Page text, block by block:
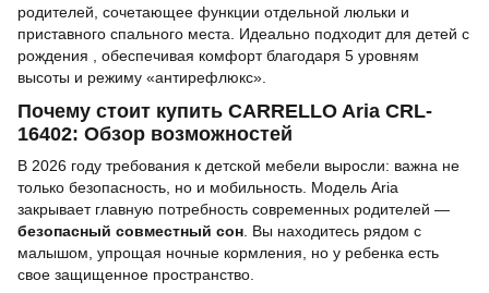
родителей, сочетающее функции отдельной люльки и
приставного спального места. Идеально подходит для детей с
рождения , обеспечивая комфорт благодаря 5 уровням
высоты и режиму «антирефлюкс».
Почему стоит купить CARRELLO Aria CRL-
16402: Обзор возможностей
В 2026 году требования к детской мебели выросли: важна не
только безопасность, но и мобильность. Модель Aria
закрывает главную потребность современных родителей —
безопасный совместный сон . Вы находитесь рядом с
малышом, упрощая ночные кормления, но у ребенка есть
свое защищенное пространство.